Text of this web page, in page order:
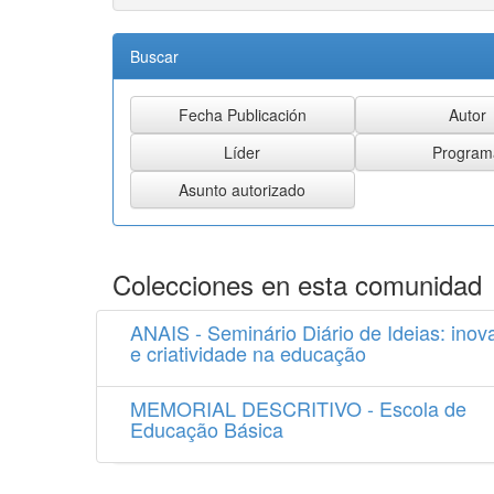
Buscar
Colecciones en esta comunidad
ANAIS - Seminário Diário de Ideias:
e criatividade na educação
MEMORIAL DESCRITIVO - Escola de
Educação Básica